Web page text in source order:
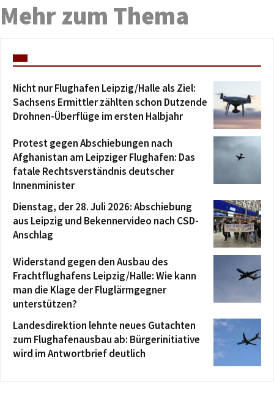
Mehr zum Thema
Nicht nur Flughafen Leipzig/Halle als Ziel:
Sachsens Ermittler zählten schon Dutzende
Drohnen-Überflüge im ersten Halbjahr
Protest gegen Abschiebungen nach
Afghanistan am Leipziger Flughafen: Das
fatale Rechtsverständnis deutscher
Innenminister
Dienstag, der 28. Juli 2026: Abschiebung
aus Leipzig und Bekennervideo nach CSD-
Anschlag
Widerstand gegen den Ausbau des
Frachtflughafens Leipzig/Halle: Wie kann
man die Klage der Fluglärmgegner
unterstützen?
Landesdirektion lehnte neues Gutachten
zum Flughafenausbau ab: Bürgerinitiative
wird im Antwortbrief deutlich